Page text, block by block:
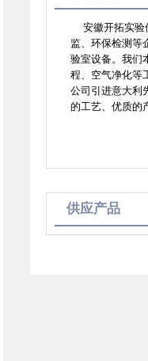
安徽开拓实验
监、环保检测等
验室设备。我们
程、空气净化等
公司引进意大利
的工艺、优质的
供应产品